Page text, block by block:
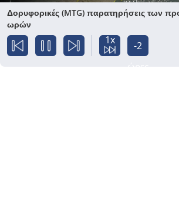
Δορυφορικές (MTG) παρατηρήσεις των
ωρών
1x
-2